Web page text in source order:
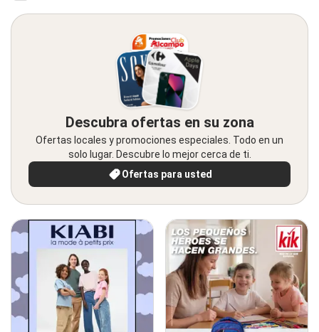
Descubra ofertas en su zona
Ofertas locales y promociones especiales. Todo en un
solo lugar. Descubre lo mejor cerca de ti.
Ofertas para usted